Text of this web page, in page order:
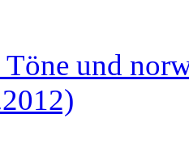
Töne und